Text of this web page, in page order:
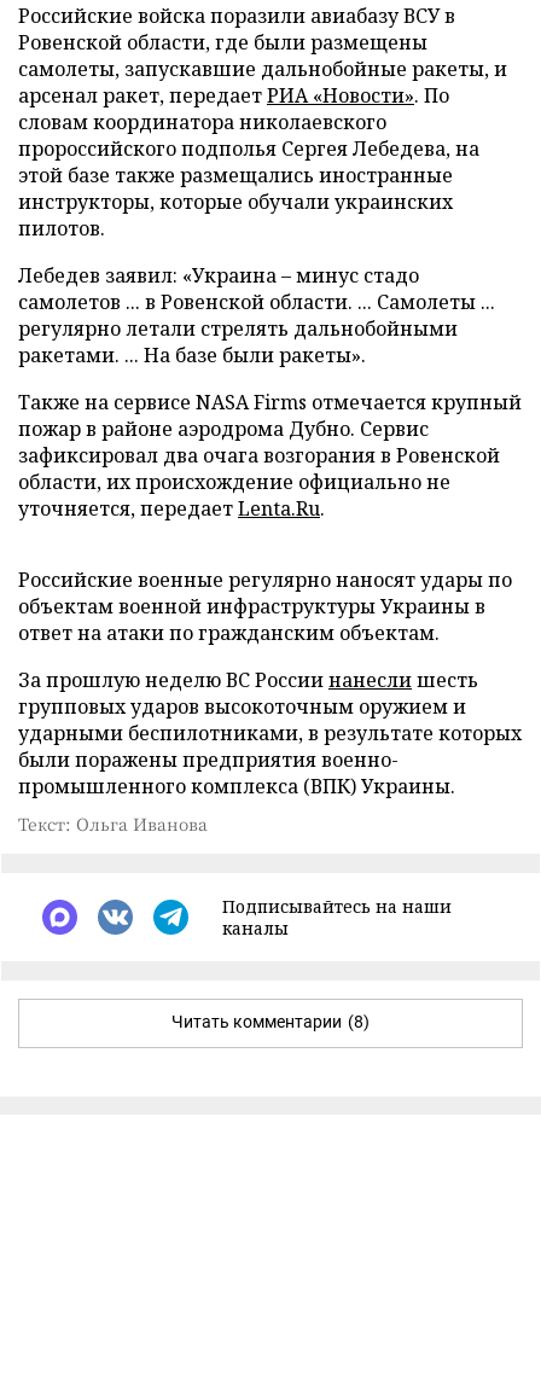
Российские войска поразили авиабазу ВСУ в
Ровенской области, где были размещены
самолеты, запускавшие дальнобойные ракеты, и
арсенал ракет, передаетРИА «Новости». По
словам координатора николаевского
пророссийского подполья Сергея Лебедева, на
этой базе также размещались иностранные
инструкторы, которые обучали украинских
пилотов.
Лебедев заявил: «Украина – минус стадо
самолетов ... в Ровенской области. ... Самолеты ...
регулярно летали стрелять дальнобойными
ракетами. ... На базе были ракеты».
Также на сервисе NASA Firms отмечается крупный
пожар в районе аэродрома Дубно. Сервис
зафиксировал два очага возгорания в Ровенской
области, их происхождение официально не
уточняется, передаетLenta.Ru.
Российские военные регулярно наносят удары по
объектам военной инфраструктуры Украины в
ответ на атаки по гражданским объектам.
За прошлую неделю ВС Россиинанеслишесть
групповых ударов высокоточным оружием и
ударными беспилотниками, в результате которых
были поражены предприятия военно-
промышленного комплекса (ВПК) Украины.
Текст: Ольга Иванова
Подписывайтесь на наши
каналы
Читать комментарии (8)